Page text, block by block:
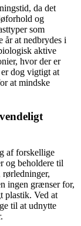
da det
og
som
år at nedbrydes i
aktive
hvor der er
dog vigtigt at
at mindske
af forskellige
og beholdere til
rørledninger,
ingen grænser for,
plastik. Ved at
til at udnytte